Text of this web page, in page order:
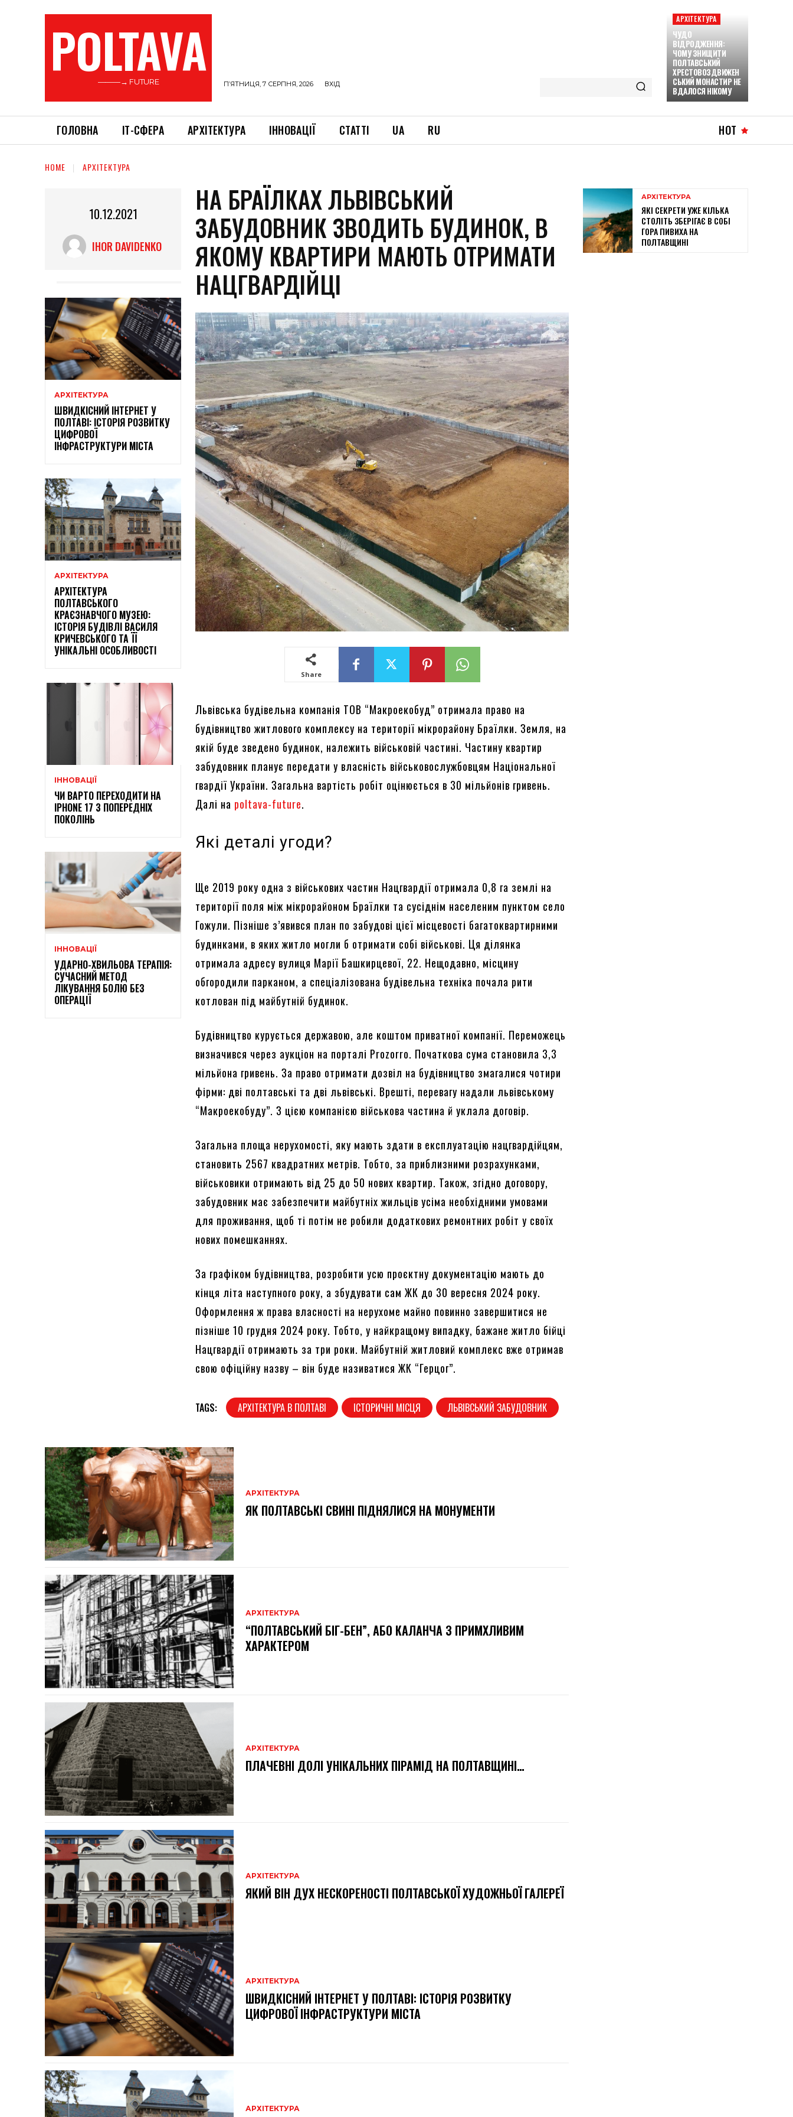
POLTAVA
———→ FUTURE П’ЯТНИЦЯ, 7 СЕРПНЯ, 2026 ВХІД
АРХІТЕКТУРА
ЧУДО
ВІДРОДЖЕННЯ:
ЧОМУ ЗНИЩИТИ
ПОЛТАВСЬКИЙ
ХРЕСТОВОЗДВИЖЕН
СЬКИЙ МОНАСТИР НЕ
ВДАЛОСЯ НІКОМУ
ГОЛОВНА ІТ-СФЕРА АРХІТЕКТУРА ІННОВАЦІЇ СТАТТІ UA RU HOT
HOME АРХІТЕКТУРА
10.12.2021
IHOR DAVIDENKO
АРХІТЕКТУРА
ШВИДКІСНИЙ ІНТЕРНЕТ У
ПОЛТАВІ: ІСТОРІЯ РОЗВИТКУ
ЦИФРОВОЇ
ІНФРАСТРУКТУРИ МІСТА
АРХІТЕКТУРА
АРХІТЕКТУРА
ПОЛТАВСЬКОГО
КРАЄЗНАВЧОГО МУЗЕЮ:
ІСТОРІЯ БУДІВЛІ ВАСИЛЯ
КРИЧЕВСЬКОГО ТА ЇЇ
УНІКАЛЬНІ ОСОБЛИВОСТІ
ІННОВАЦІЇ
ЧИ ВАРТО ПЕРЕХОДИТИ НА
IPHONE 17 З ПОПЕРЕДНІХ
ПОКОЛІНЬ
ІННОВАЦІЇ
УДАРНО-ХВИЛЬОВА ТЕРАПІЯ:
СУЧАСНИЙ МЕТОД
ЛІКУВАННЯ БОЛЮ БЕЗ
ОПЕРАЦІЇ
НА БРАЇЛКАХ ЛЬВІВСЬКИЙ
ЗАБУДОВНИК ЗВОДИТЬ БУДИНОК, В
ЯКОМУ КВАРТИРИ МАЮТЬ ОТРИМАТИ
НАЦГВАРДІЙЦІ
Share
Львівська будівельна компанія ТОВ “Макроекобуд” отримала право на
будівництво житлового комплексу на території мікрорайону Браїлки. Земля, на
якій буде зведено будинок, належить військовій частині. Частину квартир
забудовник планує передати у власність військовослужбовцям Національної
гвардії України. Загальна вартість робіт оцінюється в 30 мільйонів гривень.
Далі на poltava-future.
Які деталі угоди?
Ще 2019 року одна з військових частин Нацгвардії отримала 0,8 га землі на
території поля між мікрорайоном Браїлки та сусіднім населеним пунктом село
Гожули. Пізніше з’явився план по забудові цієї місцевості багатоквартирними
будинками, в яких житло могли б отримати собі військові. Ця ділянка
отримала адресу вулиця Марії Башкирцевої, 22. Нещодавно, місцину
обгородили парканом, а спеціалізована будівельна техніка почала рити
котлован під майбутній будинок.
Будівництво курується державою, але коштом приватної компанії. Переможець
визначився через аукціон на порталі Prozorro. Початкова сума становила 3,3
мільйона гривень. За право отримати дозвіл на будівництво змагалися чотири
фірми: дві полтавські та дві львівські. Врешті, перевагу надали львівському
“Макроекобуду”. З цією компанією військова частина й уклала договір.
Загальна площа нерухомості, яку мають здати в експлуатацію нацгвардійцям,
становить 2567 квадратних метрів. Тобто, за приблизними розрахунками,
військовики отримають від 25 до 50 нових квартир. Також, згідно договору,
забудовник має забезпечити майбутніх жильців усіма необхідними умовами
для проживання, щоб ті потім не робили додаткових ремонтних робіт у своїх
нових помешканнях.
За графіком будівництва, розробити усю проєктну документацію мають до
кінця літа наступного року, а збудувати сам ЖК до 30 вересня 2024 року.
Оформлення ж права власності на нерухоме майно повинно завершитися не
пізніше 10 грудня 2024 року. Тобто, у найкращому випадку, бажане житло бійці
Нацгвардії отримають за три роки. Майбутній житловий комплекс вже отримав
свою офіційну назву – він буде називатися ЖК “Герцог”.
TAGS: АРХІТЕКТУРА В ПОЛТАВІ ІСТОРИЧНІ МІСЦЯ ЛЬВІВСЬКИЙ ЗАБУДОВНИК
АРХІТЕКТУРА
ЯК ПОЛТАВСЬКІ СВИНІ ПІДНЯЛИСЯ НА МОНУМЕНТИ
АРХІТЕКТУРА
“ПОЛТАВСЬКИЙ БІГ-БЕН”, АБО КАЛАНЧА З ПРИМХЛИВИМ
ХАРАКТЕРОМ
АРХІТЕКТУРА
ПЛАЧЕВНІ ДОЛІ УНІКАЛЬНИХ ПІРАМІД НА ПОЛТАВЩИНІ…
АРХІТЕКТУРА
ЯКИЙ ВІН ДУХ НЕСКОРЕНОСТІ ПОЛТАВСЬКОЇ ХУДОЖНЬОЇ ГАЛЕРЕЇ
АРХІТЕКТУРА
ШВИДКІСНИЙ ІНТЕРНЕТ У ПОЛТАВІ: ІСТОРІЯ РОЗВИТКУ
ЦИФРОВОЇ ІНФРАСТРУКТУРИ МІСТА
АРХІТЕКТУРА
АРХІТЕКТУРА
ЯКІ СЕКРЕТИ УЖЕ КІЛЬКА
СТОЛІТЬ ЗБЕРІГАЄ В СОБІ
ГОРА ПИВИХА НА
ПОЛТАВЩИНІ